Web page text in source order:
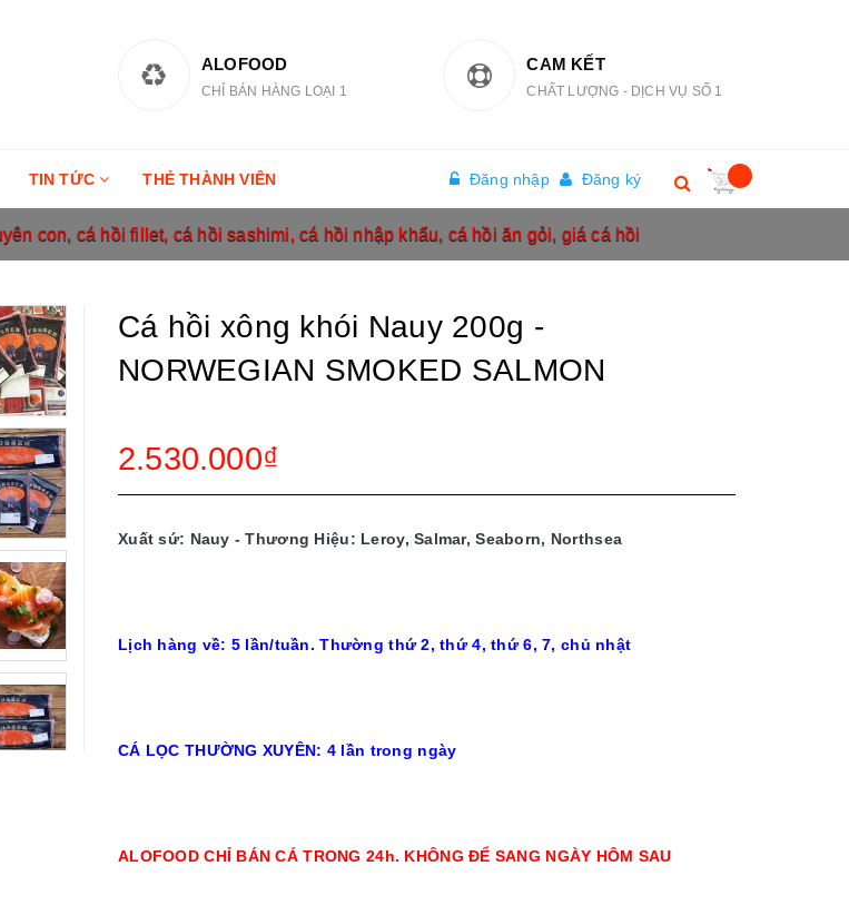
ALOFOOD
CHỈ BÁN HÀNG LOẠI 1
CAM KẾT
CHẤT LƯỢNG - DỊCH VỤ SỐ 1
TIN TỨC THẺ THÀNH VIÊN Đăng nhập Đăng ký
con, cá hồi fillet, cá hồi sashimi, cá hồi nhập khẩu, cá hồi ăn gỏi, giá cá hồi
Cá hồi xông khói Nauy 200g -
NORWEGIAN SMOKED SALMON
2.530.000₫
Xuất sứ: Nauy - Thương Hiệu: Leroy, Salmar, Seaborn, Northsea
Lịch hàng về: 5 lần/tuần. Thường thứ 2, thứ 4, thứ 6, 7, chủ nhật
CÁ LỌC THƯỜNG XUYÊN: 4 lần trong ngày
ALOFOOD CHỈ BÁN CÁ TRONG 24h. KHÔNG ĐỂ SANG NGÀY HÔM SAU